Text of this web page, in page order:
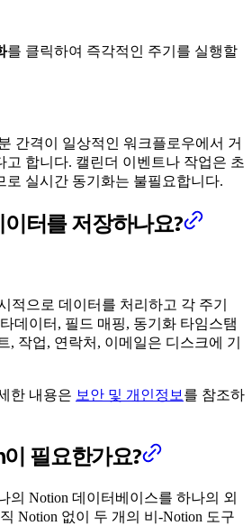
를 클릭하여 즉각적인 주기를 실행할
간격이 일상적인 워크플로우에서 거
고 합니다. 캘린더 이벤트나 작업은 초
로 실시간 동기화는 불필요합니다.
터를 저장하나요?
적으로 데이터를 처리하고 각 주기
데이터, 필드 매핑, 동기화 타임스탬
, 작업, 연락처, 이메일은 디스크에 기
한 내용은 보안 및 개인정보 를 참조하
필요한가요?
의 Notion 데이터베이스를 하나의 외
Notion 없이 두 개의 비-Notion 도구